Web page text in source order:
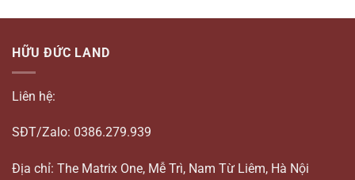
HỮU ĐỨC LAND
Liên hệ:
SĐT/Zalo: 0386.279.939
Địa chỉ: The Matrix One, Mễ Trì, Nam Từ Liêm, Hà Nội